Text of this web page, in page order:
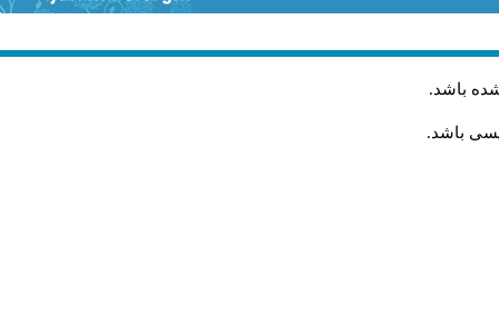
باشد.
باشد.